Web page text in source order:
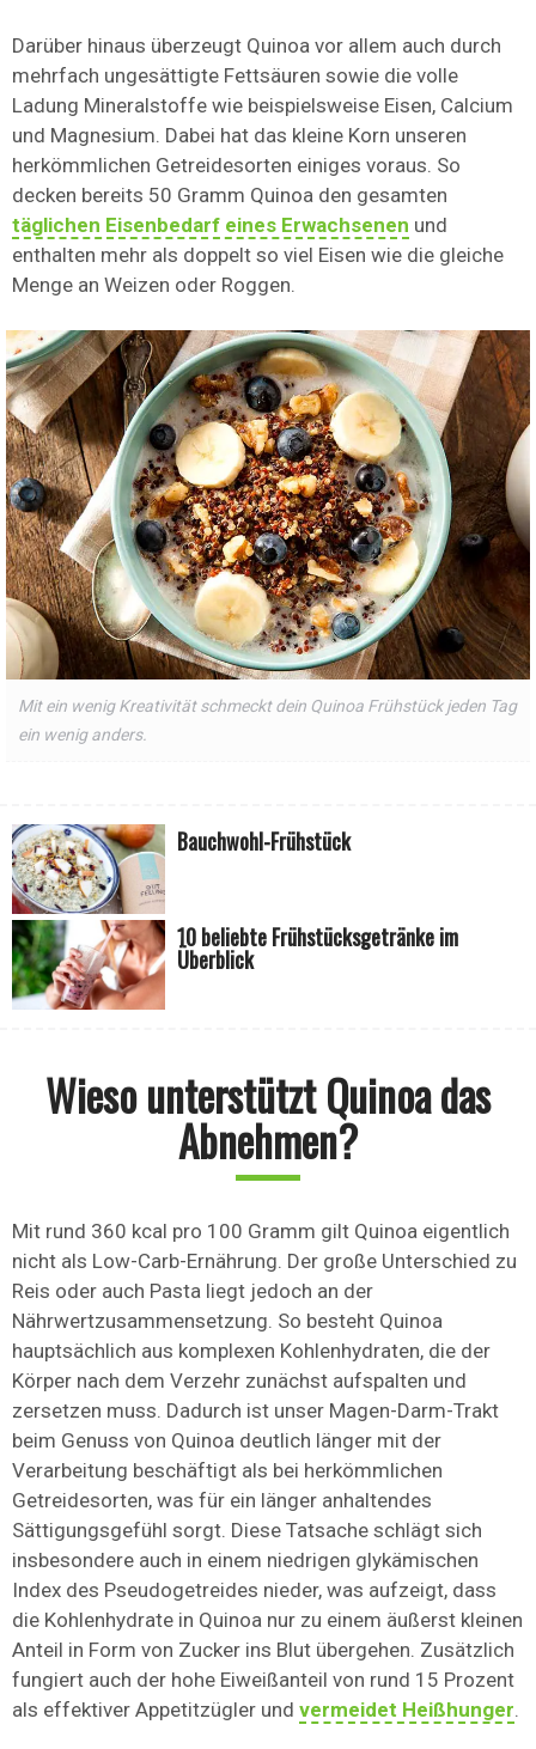
Darüber hinaus überzeugt Quinoa vor allem auch durch
mehrfach ungesättigte Fettsäuren sowie die volle
Ladung Mineralstoffe wie beispielsweise Eisen, Calcium
und Magnesium. Dabei hat das kleine Korn unseren
herkömmlichen Getreidesorten einiges voraus. So
decken bereits 50 Gramm Quinoa den gesamten
täglichen Eisenbedarf eines Erwachsenen und
enthalten mehr als doppelt so viel Eisen wie die gleiche
Menge an Weizen oder Roggen.
Mit ein wenig Kreativität schmeckt dein Quinoa Frühstück jeden Tag
ein wenig anders.
Bauchwohl-Frühstück
10 beliebte Frühstücksgetränke im
Überblick
Wieso unterstützt Quinoa das
Abnehmen?
Mit rund 360 kcal pro 100 Gramm gilt Quinoa eigentlich
nicht als Low-Carb-Ernährung. Der große Unterschied zu
Reis oder auch Pasta liegt jedoch an der
Nährwertzusammensetzung. So besteht Quinoa
hauptsächlich aus komplexen Kohlenhydraten, die der
Körper nach dem Verzehr zunächst aufspalten und
zersetzen muss. Dadurch ist unser Magen-Darm-Trakt
beim Genuss von Quinoa deutlich länger mit der
Verarbeitung beschäftigt als bei herkömmlichen
Getreidesorten, was für ein länger anhaltendes
Sättigungsgefühl sorgt. Diese Tatsache schlägt sich
insbesondere auch in einem niedrigen glykämischen
Index des Pseudogetreides nieder, was aufzeigt, dass
die Kohlenhydrate in Quinoa nur zu einem äußerst kleinen
Anteil in Form von Zucker ins Blut übergehen. Zusätzlich
fungiert auch der hohe Eiweißanteil von rund 15 Prozent
als effektiver Appetitzügler und vermeidet Heißhunger.